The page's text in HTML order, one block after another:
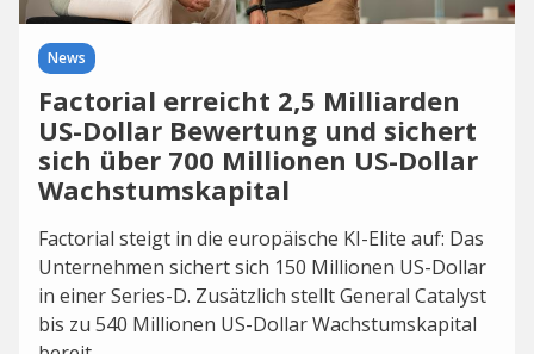
News
Factorial erreicht 2,5 Milliarden
US-Dollar Bewertung und sichert
sich über 700 Millionen US-Dollar
Wachstumskapital
Factorial steigt in die europäische KI-Elite auf: Das
Unternehmen sichert sich 150 Millionen US-Dollar
in einer Series-D. Zusätzlich stellt General Catalyst
bis zu 540 Millionen US-Dollar Wachstumskapital